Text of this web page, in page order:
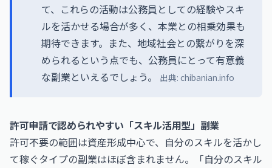
て、これらの活動は公務員としての経験やスキ
ルを活かせる場合が多く、本業との相乗効果も
期待できます。また、地域社会との繋がりを深
められるという点でも、公務員にとって有意義
な副業といえるでしょう。
出典: chibanian.info
許可申請で認められやすい「スキル活用型」副業
許可不要の範囲は資産形成中心で、自分のスキルを活かし
て稼ぐタイプの副業はほぼ含まれません。「自分のスキル